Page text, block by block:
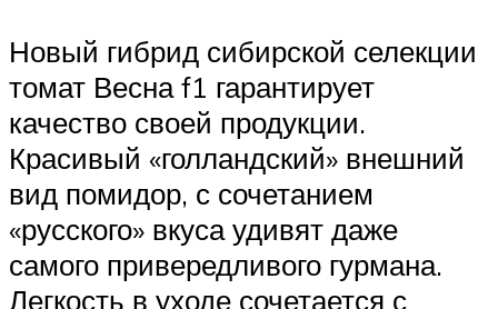
Новый гибрид сибирской селекции
томат Весна f1 гарантирует
качество своей продукции.
Красивый «голландский» внешний
вид помидор, с сочетанием
«русского» вкуса удивят даже
самого привередливого гурмана.
Легкость в уходе сочетается с